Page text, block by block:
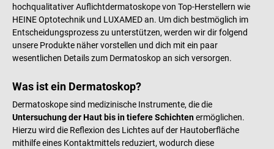
hochqualitativer Auflichtdermatoskope von Top-Herstellern wie
HEINE Optotechnik und LUXAMED an. Um dich bestmöglich im
Entscheidungsprozess zu unterstützen, werden wir dir folgend
unsere Produkte näher vorstellen und dich mit ein paar
wesentlichen Details zum Dermatoskop an sich versorgen.
Was ist ein Dermatoskop?
Dermatoskope sind medizinische Instrumente, die die
Untersuchung der Haut bis in tiefere Schichtenermöglichen.
Hierzu wird die Reflexion des Lichtes auf der Hautoberfläche
mithilfe eines Kontaktmittels reduziert, wodurch diese